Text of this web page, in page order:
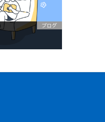
ブログ